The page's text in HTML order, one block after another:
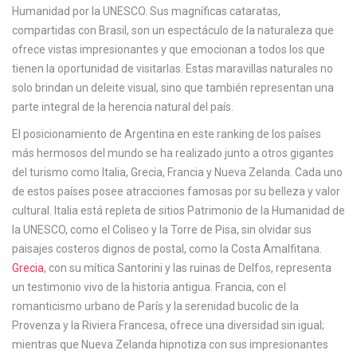
Humanidad por la UNESCO. Sus magníficas cataratas,
compartidas con Brasil, son un espectáculo de la naturaleza que
ofrece vistas impresionantes y que emocionan a todos los que
tienen la oportunidad de visitarlas. Estas maravillas naturales no
solo brindan un deleite visual, sino que también representan una
parte integral de la herencia natural del país.
El posicionamiento de Argentina en este ranking de los países
más hermosos del mundo se ha realizado junto a otros gigantes
del turismo como Italia, Grecia, Francia y Nueva Zelanda. Cada uno
de estos países posee atracciones famosas por su belleza y valor
cultural. Italia está repleta de sitios Patrimonio de la Humanidad de
la UNESCO, como el Coliseo y la Torre de Pisa, sin olvidar sus
paisajes costeros dignos de postal, como la Costa Amalfitana.
Grecia, con su mítica Santorini y las ruinas de Delfos, representa
un testimonio vivo de la historia antigua. Francia, con el
romanticismo urbano de París y la serenidad bucolic de la
Provenza y la Riviera Francesa, ofrece una diversidad sin igual;
mientras que Nueva Zelanda hipnotiza con sus impresionantes